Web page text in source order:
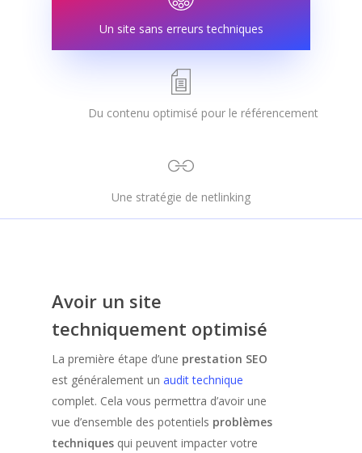
Un site sans erreurs techniques
Du contenu optimisé pour le référencement
Une stratégie de netlinking
Avoir un site
techniquement optimisé
La première étape d’une prestation SEO
est généralement unaudit technique
complet. Cela vous permettra d’avoir une
vue d’ensemble des potentiels problèmes
techniques qui peuvent impacter votre